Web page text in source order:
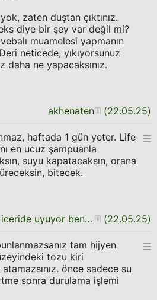
zaten duştan çıktınız.
diye bir şey var değil mi?
muamelesi yapmanın
neticede, yıkıyorsunuz
daha ne yapacaksınız.
akhenaten (22.05.25)
haftada 1 gün yeter. Life
en ucuz şampuanla
suyu kapatacaksın, orana
bitecek.
Karim iceride uyuyor ben seni dusunuyorum (22.05.25)
tam hijyen
tozu kiri
önce sadece su
sonra durulama işlemi